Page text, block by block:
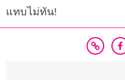
แทบไม่ทัน!